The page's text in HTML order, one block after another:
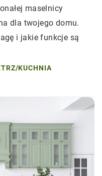
maselnicy
dla twojego domu.
i jakie funkcje są
/KUCHNIA